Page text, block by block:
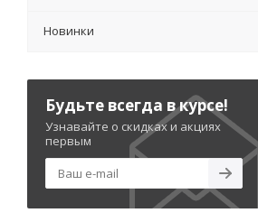
Новинки
Будьте всегда в курсе!
Узнавайте о скидках и акциях
первым